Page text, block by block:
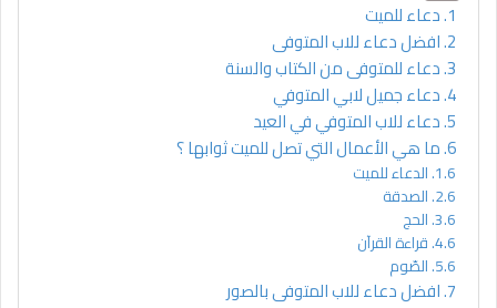
دعاء للميت
افضل دعاء للاب المتوفى
دعاء للمتوفى من الكتاب والسنة
دعاء جميل لابي المتوفي
دعاء للاب المتوفي في العيد
ما هي الأعمال التي تصل للميت ثوابها ؟
الدعاء للميت
الصدقة
الحج
قراءة القرآن
الصّوم
افضل دعاء للاب المتوفى بالصور